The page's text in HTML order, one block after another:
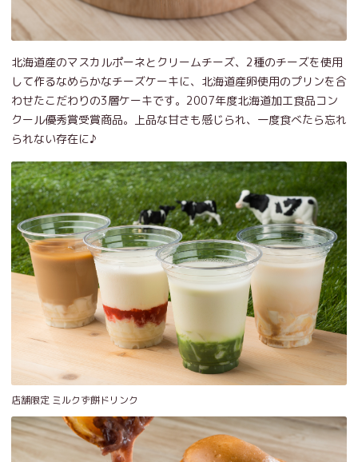
北海道産のマスカルポーネとクリームチーズ、2種のチーズを使用
して作るなめらかなチーズケーキに、北海道産卵使用のプリンを合
わせたこだわりの3層ケーキです。2007年度北海道加工食品コン
クール優秀賞受賞商品。上品な甘さも感じられ、一度食べたら忘れ
られない存在に♪
店舗限定 ミルクず餅ドリンク